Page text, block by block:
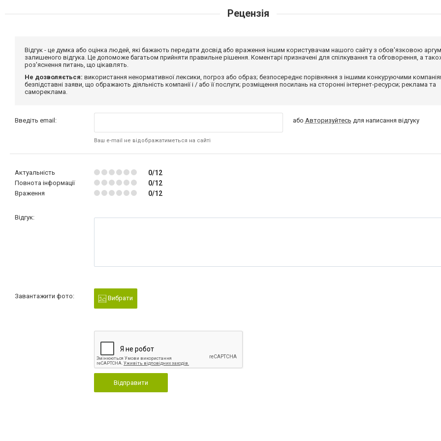
Рецензія
Відгук - це думка або оцінка людей, які бажають передати досвід або враження іншим користувачам нашого сайту з обов'язковою
залишеного відгука. Це допоможе багатьом прийняти правильне рішення. Коментарі призначені для спілкування та обговорення, а
роз'яснення питань, що цікавлять.
Не дозволяється: використання ненормативної лексики, погроз або образ; безпосереднє порівняння з іншими конкуруючими
безпідставні заяви, що ображають діяльність компанії і / або її послуги; розміщення посилань на сторонні інтернет-ресурси; реклама та
самореклама.
Введіть email:
Ваш e-mail не відображатиметься на сайті
або Авторизуйтесь для написання відгуку
Актуальність 0/12
Повнота інформації 0/12
Враження 0/12
Відгук:
Завантажити фото: Вибрати
Відправити